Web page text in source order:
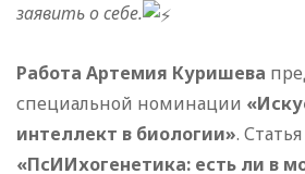
заявить о себе.
Работа Артемия Куришева
специальной номинации
интеллект в биологии». Статья
«ПсИИхогенетика: есть ли в